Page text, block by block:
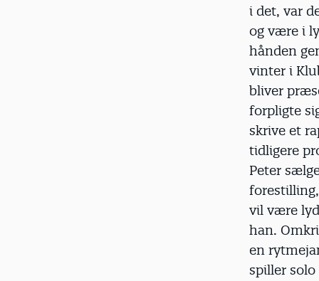
i det, var
og være i
hånden
vinter i
bliver
forpligte
skrive et
tidligere
Peter
vil være lyd
han.
en
spiller